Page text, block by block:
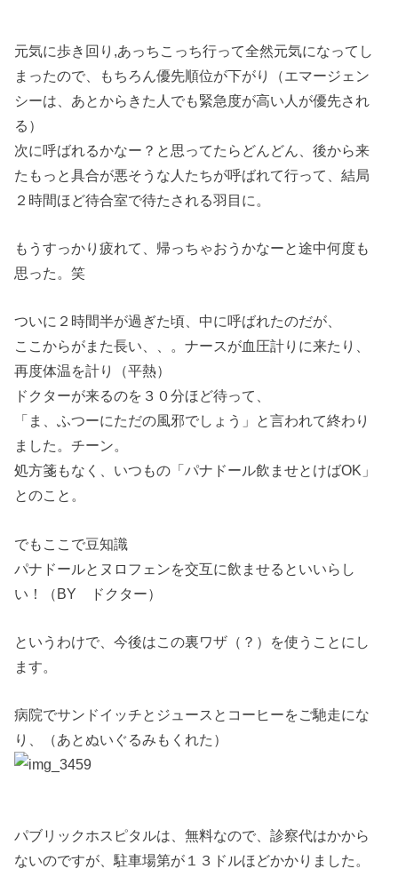
元気に歩き回り,あっちこっち行って全然元気になってし
まったので、もちろん優先順位が下がり（エマージェン
シーは、あとからきた人でも緊急度が高い人が優先され
る）
次に呼ばれるかなー？と思ってたらどんどん、後から来
たもっと具合が悪そうな人たちが呼ばれて行って、結局
２時間ほど待合室で待たされる羽目に。
もうすっかり疲れて、帰っちゃおうかなーと途中何度も
思った。笑
ついに２時間半が過ぎた頃、中に呼ばれたのだが、
ここからがまた長い、、。ナースが血圧計りに来たり、
再度体温を計り（平熱）
ドクターが来るのを３０分ほど待って、
「ま、ふつーにただの風邪でしょう」と言われて終わり
ました。チーン。
処方箋もなく、いつもの「パナドール飲ませとけばOK」
とのこと。
でもここで豆知識
パナドールとヌロフェンを交互に飲ませるといいらし
い！（BY ドクター）
というわけで、今後はこの裏ワザ（？）を使うことにし
ます。
病院でサンドイッチとジュースとコーヒーをご馳走にな
り、（あとぬいぐるみもくれた）
パブリックホスピタルは、無料なので、診察代はかから
ないのですが、駐車場第が１３ドルほどかかりました。